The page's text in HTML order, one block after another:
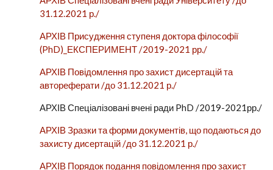
31.12.2021 р./
АРХІВ Присудження ступеня доктора філософії
(PhD)_ЕКСПЕРИМЕНТ /2019-2021 рр./
АРХІВ Повідомлення про захист дисертацій та
автореферати /до 31.12.2021 р./
АРХІВ Спеціалізовані вчені ради PhD /2019-2021рр./
АРХІВ Зразки та форми документів, що подаються до
захисту дисертацій /до 31.12.2021 р./
АРХІВ Порядок подання повідомлення про захист